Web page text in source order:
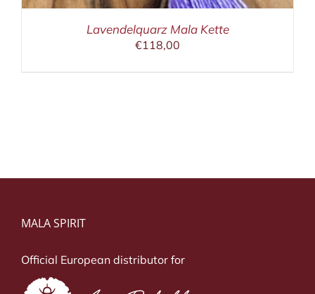
Lavendelquarz Mala Kette
€118,00
MALA SPIRIT
Official European distributor for